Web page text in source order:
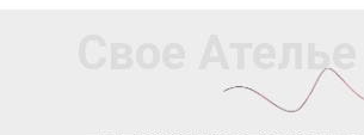
Свое Ателье